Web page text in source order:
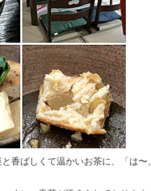
香ばしくて温かいお茶に、「は